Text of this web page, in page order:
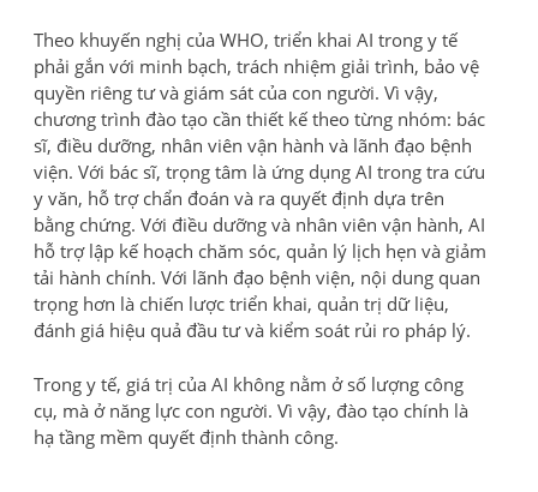
Theo khuyến nghị của WHO, triển khai AI trong y tế
phải gắn với minh bạch, trách nhiệm giải trình, bảo vệ
quyền riêng tư và giám sát của con người. Vì vậy,
chương trình đào tạo cần thiết kế theo từng nhóm: bác
sĩ, điều dưỡng, nhân viên vận hành và lãnh đạo bệnh
viện. Với bác sĩ, trọng tâm là ứng dụng AI trong tra cứu
y văn, hỗ trợ chẩn đoán và ra quyết định dựa trên
bằng chứng. Với điều dưỡng và nhân viên vận hành, AI
hỗ trợ lập kế hoạch chăm sóc, quản lý lịch hẹn và giảm
tải hành chính. Với lãnh đạo bệnh viện, nội dung quan
trọng hơn là chiến lược triển khai, quản trị dữ liệu,
đánh giá hiệu quả đầu tư và kiểm soát rủi ro pháp lý.
Trong y tế, giá trị của AI không nằm ở số lượng công
cụ, mà ở năng lực con người. Vì vậy, đào tạo chính là
hạ tầng mềm quyết định thành công.